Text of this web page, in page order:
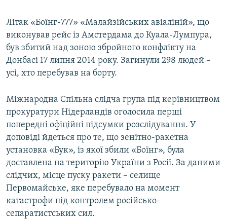
Літак «Боїнг-777» «Малайзійських авіаліній», що
виконував рейс із Амстердама до Куала-Лумпура,
був збитий над зоною збройного конфлікту на
Донбасі 17 липня 2014 року. Загинули 298 людей –
усі, хто перебував на борту.
Міжнародна Спільна слідча група під керівництвом
прокуратури Нідерландів оголосила перші
попередні офіційні підсумки розслідування. У
доповіді йдеться про те, що зенітно-ракетна
установка «Бук», із якої збили «Боїнг», була
доставлена на територію України з Росії. За даними
слідчих, місце пуску ракети – селище
Первомайське, яке перебувало на момент
катастрофи під контролем російсько-
сепаратистських сил.